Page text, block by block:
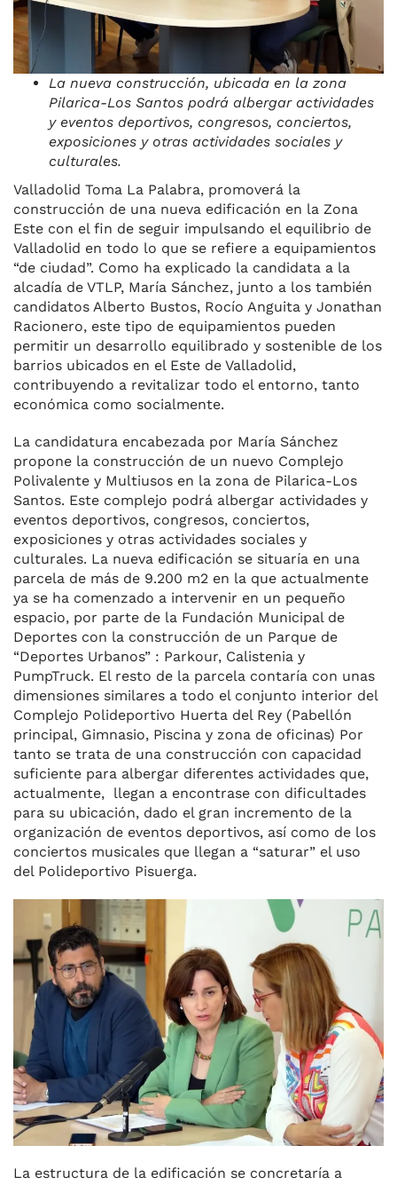
La nueva construcción, ubicada en la zona
Pilarica-Los Santos podrá albergar actividades
y eventos deportivos, congresos, conciertos,
exposiciones y otras actividades sociales y
culturales.
Valladolid Toma La Palabra, promoverá la
construcción de una nueva edificación en la Zona
Este con el fin de seguir impulsando el equilibrio de
Valladolid en todo lo que se refiere a equipamientos
“de ciudad”. Como ha explicado la candidata a la
alcadía de VTLP, María Sánchez, junto a los también
candidatos Alberto Bustos, Rocío Anguita y Jonathan
Racionero, este tipo de equipamientos pueden
permitir un desarrollo equilibrado y sostenible de los
barrios ubicados en el Este de Valladolid,
contribuyendo a revitalizar todo el entorno, tanto
económica como socialmente.
La candidatura encabezada por María Sánchez
propone la construcción de un nuevo Complejo
Polivalente y Multiusos en la zona de Pilarica-Los
Santos. Este complejo podrá albergar actividades y
eventos deportivos, congresos, conciertos,
exposiciones y otras actividades sociales y
culturales. La nueva edificación se situaría en una
parcela de más de 9.200 m2 en la que actualmente
ya se ha comenzado a intervenir en un pequeño
espacio, por parte de la Fundación Municipal de
Deportes con la construcción de un Parque de
“Deportes Urbanos” : Parkour, Calistenia y
PumpTruck. El resto de la parcela contaría con unas
dimensiones similares a todo el conjunto interior del
Complejo Polideportivo Huerta del Rey (Pabellón
principal, Gimnasio, Piscina y zona de oficinas) Por
tanto se trata de una construcción con capacidad
suficiente para albergar diferentes actividades que,
actualmente, llegan a encontrase con dificultades
para su ubicación, dado el gran incremento de la
organización de eventos deportivos, así como de los
conciertos musicales que llegan a “saturar” el uso
del Polideportivo Pisuerga.
La estructura de la edificación se concretaría a